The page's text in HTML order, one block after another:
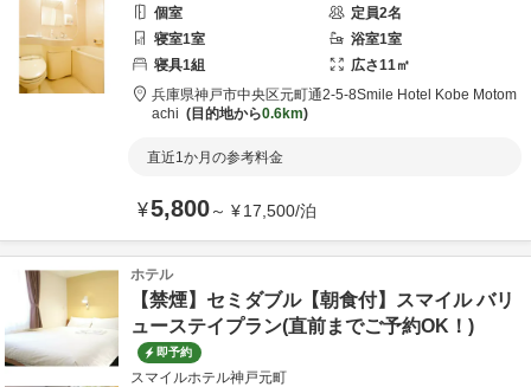
個室
定員2名
寝室1室 浴室1室
寝具1組 広さ11㎡
兵庫県神戸市中央区元町通2-5-8Smile Hotel Kobe Motom
achi
目的地から0.6km
直近1か月の参考料金
¥5,800～ ¥17,500/泊
ホテル
【禁煙】セミダブル【朝食付】スマイル バリ
ューステイプラン(直前までご予約OK！)
即予約
スマイルホテル神戸元町